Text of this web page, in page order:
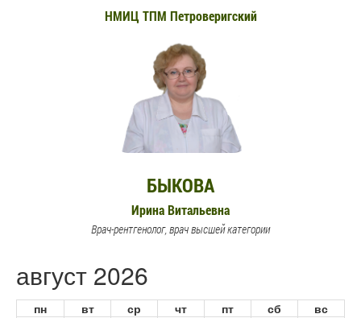
НМИЦ ТПМ Петроверигский
БЫКОВА
Ирина Витальевна
Врач-рентгенолог, врач высшей категории
август 2026
пн вт ср чт пт сб
вс